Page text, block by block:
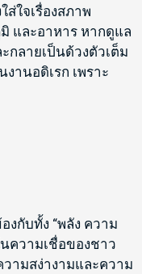
ใจเรื่องสภาพ
และอาหาร หากดูแล
กลายเป็นด้วงตัวเต็ม
านอดิเรก เพราะ
งกับทั้ง “พลัง ความ
ความเชื่อของชาว
ามสง่างามและความ